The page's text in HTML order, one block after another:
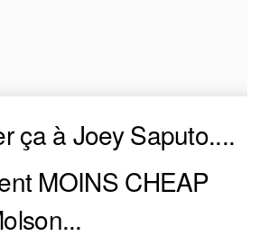
ça à Joey Saputo....
MOINS CHEAP